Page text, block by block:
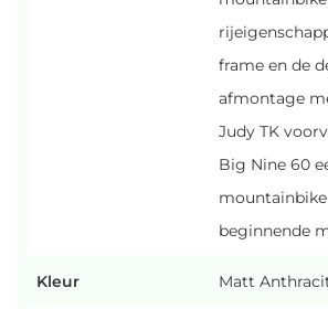
frame en de
afmontage
Judy TK
Big Nine 60
beginnende
Kleur Matt